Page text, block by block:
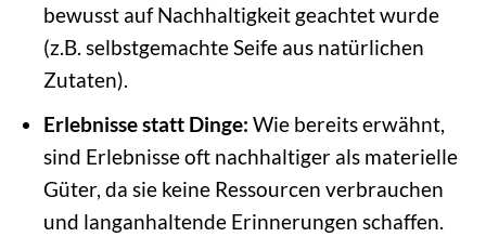
bewusst auf Nachhaltigkeit geachtet wurde
(z.B. selbstgemachte Seife aus natürlichen
Zutaten).
Erlebnisse statt Dinge: Wie bereits erwähnt,
sind Erlebnisse oft nachhaltiger als materielle
Güter, da sie keine Ressourcen verbrauchen
und langanhaltende Erinnerungen schaffen.